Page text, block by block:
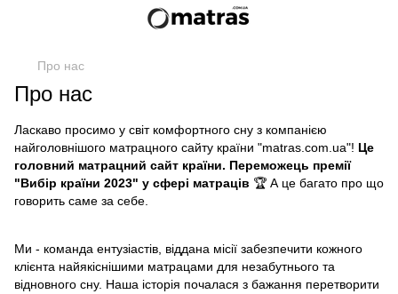
Про нас
Про нас
Ласкаво просимо у світ комфортного сну з компанією
найголовнішого матрацного сайту країни "matras.com.ua"! Це
головний матрацний сайт країни. Переможець премії
"Вибір країни 2023" у сфері матраців 🏆 А це багато про що
говорить саме за себе.
Ми - команда ентузіастів, віддана місії забезпечити кожного
клієнта найякіснішими матрацами для незабутнього та
відновного сну. Наша історія почалася з бажання перетворити